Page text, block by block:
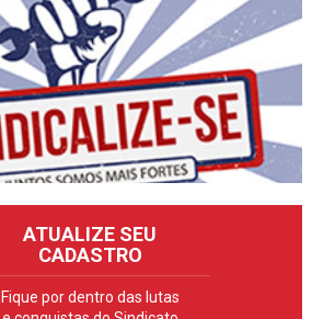
ATUALIZE SEU
CADASTRO
Fique por dentro das lutas